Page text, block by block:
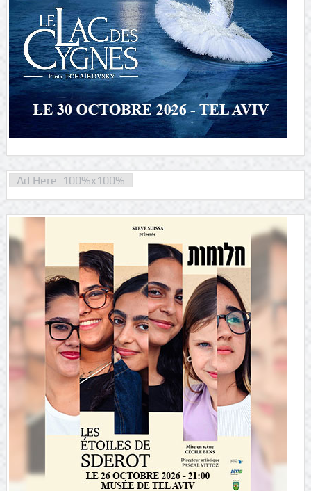
Ad Here: 100%x100%